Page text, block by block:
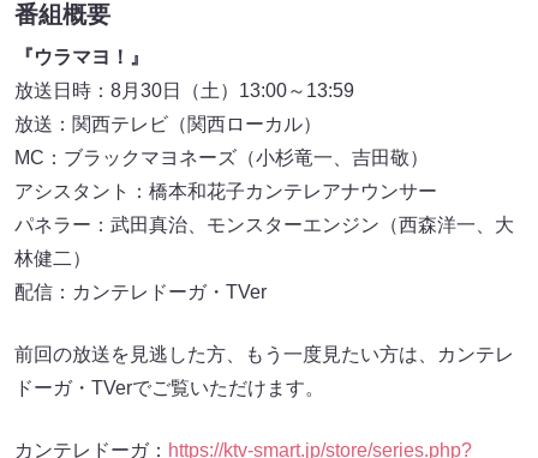
番組概要
『ウラマヨ！』
放送日時：8月30日（土）13:00～13:59
放送：関西テレビ（関西ローカル）
MC：ブラックマヨネーズ（小杉竜一、吉田敬）
アシスタント：橋本和花子カンテレアナウンサー
パネラー：武田真治、モンスターエンジン（西森洋一、大
林健二）
配信：カンテレドーガ・TVer
前回の放送を見逃した方、もう一度見たい方は、カンテレ
ドーガ・TVerでご覧いただけます。
カンテレドーガ： https://ktv-smart.jp/store/series.php?